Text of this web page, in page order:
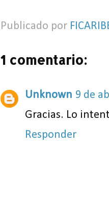
Publicado por
1 comentario:
Unknown 9 de
Gracias. Lo
Responder